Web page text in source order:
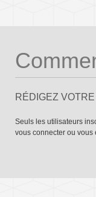
RÉDIGEZ
Seuls les utilisateurs
vous connecter ou vous